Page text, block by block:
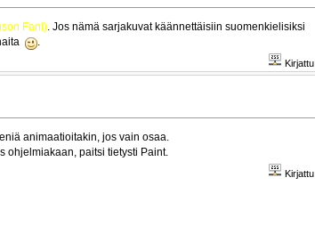
Fani). Jos nämä sarjakuvat käännettäisiin suomenkielisiksi
.
Kirjattu
animaatioitakin, jos vain osaa.
ohjelmiakaan, paitsi tietysti Paint.
Kirjattu